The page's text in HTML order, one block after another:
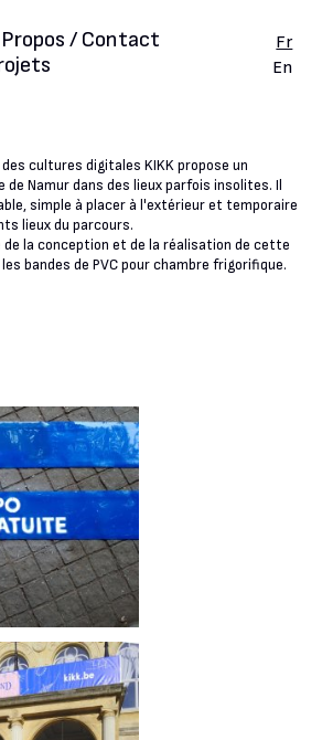
/ Contact
Fr
En
cultures digitales KIKK propose un
Namur dans des lieux parfois insolites. Il
simple à placer à l'extérieur et temporaire
lieux du parcours.
de la conception et de la réalisation de cette
bandes de PVC pour chambre frigorifique.